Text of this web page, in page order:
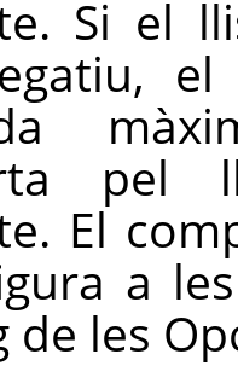
Si el
pel
El
a
de les